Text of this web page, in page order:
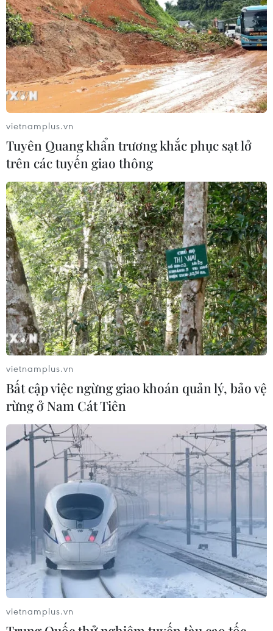
vietnamplus.vn
Tuyên Quang khẩn trương khắc phục sạt lở
trên các tuyến giao thông
vietnamplus.vn
Bất cập việc ngừng giao khoán quản lý, bảo vệ
rừng ở Nam Cát Tiên
vietnamplus.vn